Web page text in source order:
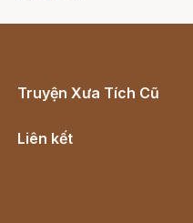
Truyện Xưa Tích Cũ
Liên kết